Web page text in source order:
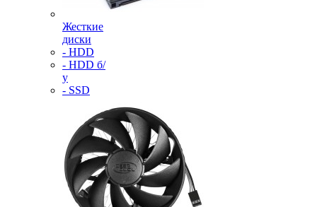
Жесткие
диски
- HDD
- HDD б/
у
- SSD